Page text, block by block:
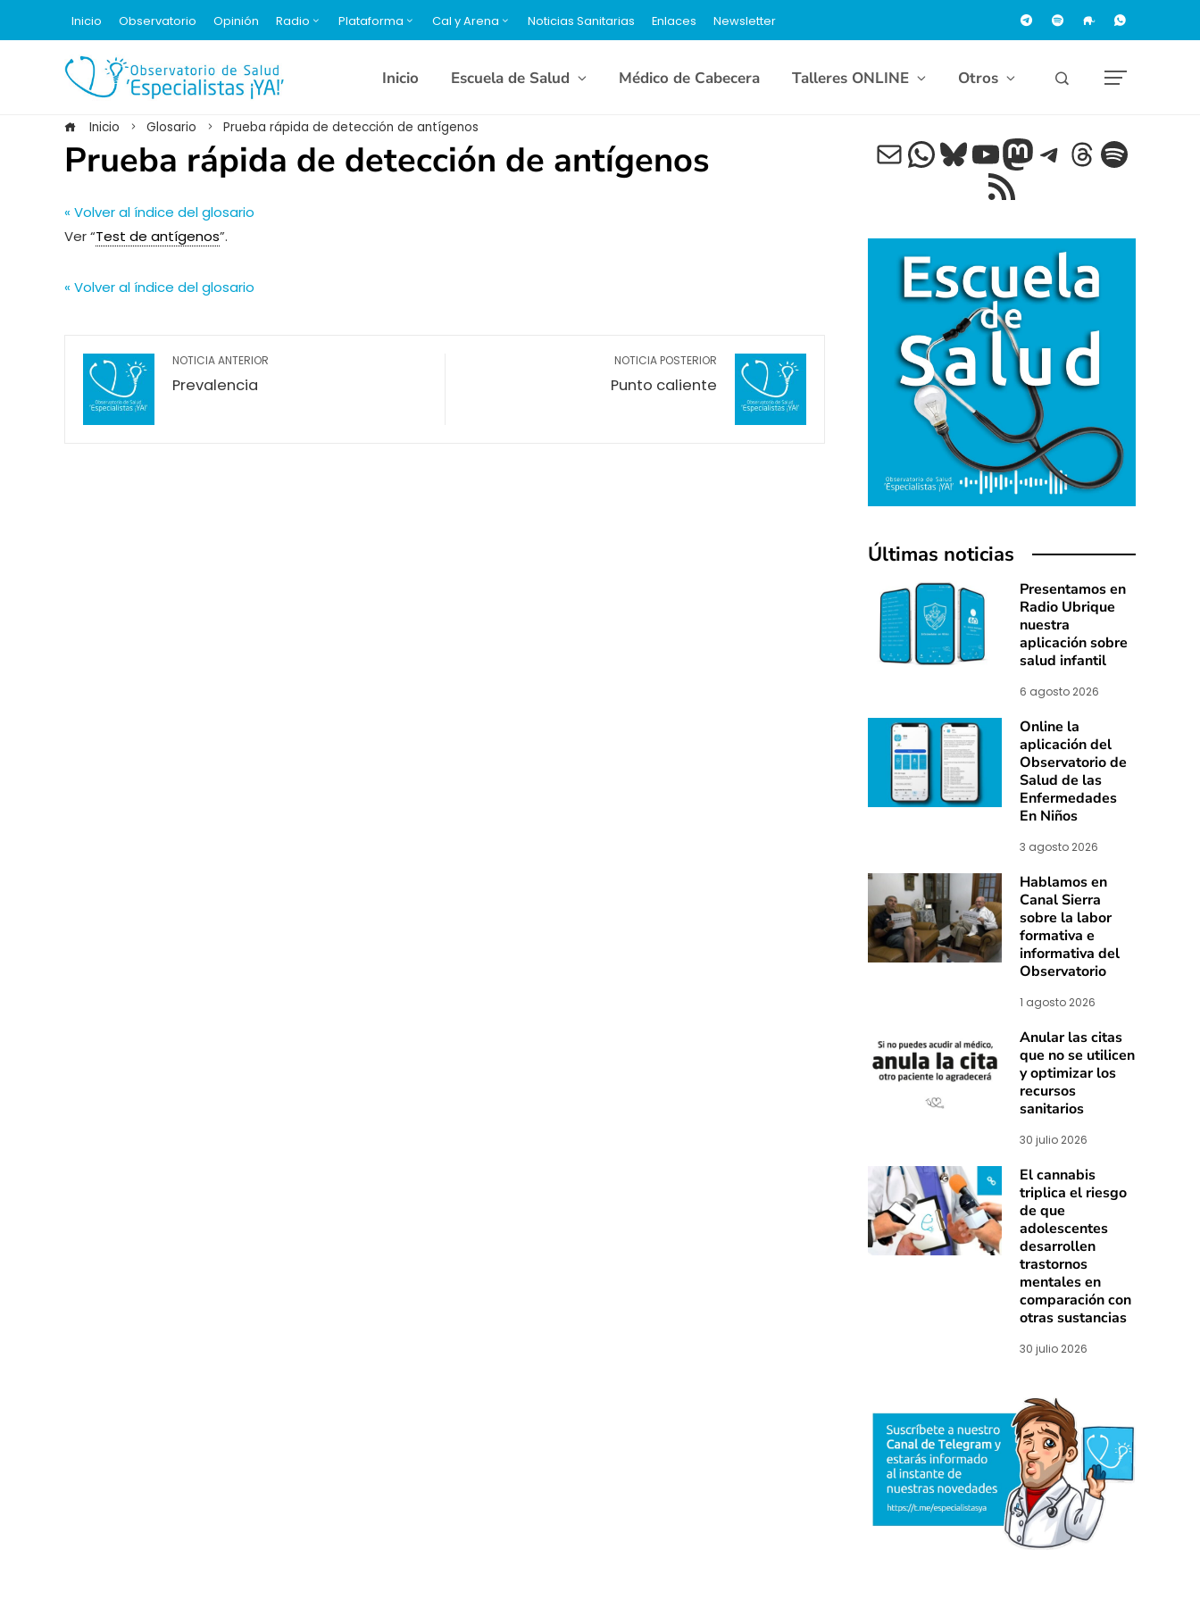
Inicio Observatorio Opinión Radio Plataforma Cal y Arena Noticias Sanitarias Enlaces Newsletter
Inicio Escuela de Salud Médico de Cabecera Talleres ONLINE Otros
Inicio Glosario Prueba rápida de detección de antígenos
Prueba rápida de detección de antígenos
« Volver al índice del glosario
Ver “Test de antígenos”.
« Volver al índice del glosario
NOTICIA ANTERIOR
Prevalencia
NOTICIA POSTERIOR
Punto caliente
Correo electrónico
WhatsApp
Bluesky
YouTube
Mastodon
Telegram
Threads
Feed RSS
Últimas noticias
Presentamos en
Radio Ubrique
nuestra
aplicación sobre
salud infantil
6 agosto 2026
Online la
aplicación del
Observatorio de
Salud de las
Enfermedades
En Niños
3 agosto 2026
Hablamos en
Canal Sierra
sobre la labor
formativa e
informativa del
Observatorio
1 agosto 2026
Anular las citas
que no se utilicen
y optimizar los
recursos
sanitarios
30 julio 2026
El cannabis
triplica el riesgo
de que
adolescentes
desarrollen
trastornos
mentales en
comparación con
otras sustancias
30 julio 2026